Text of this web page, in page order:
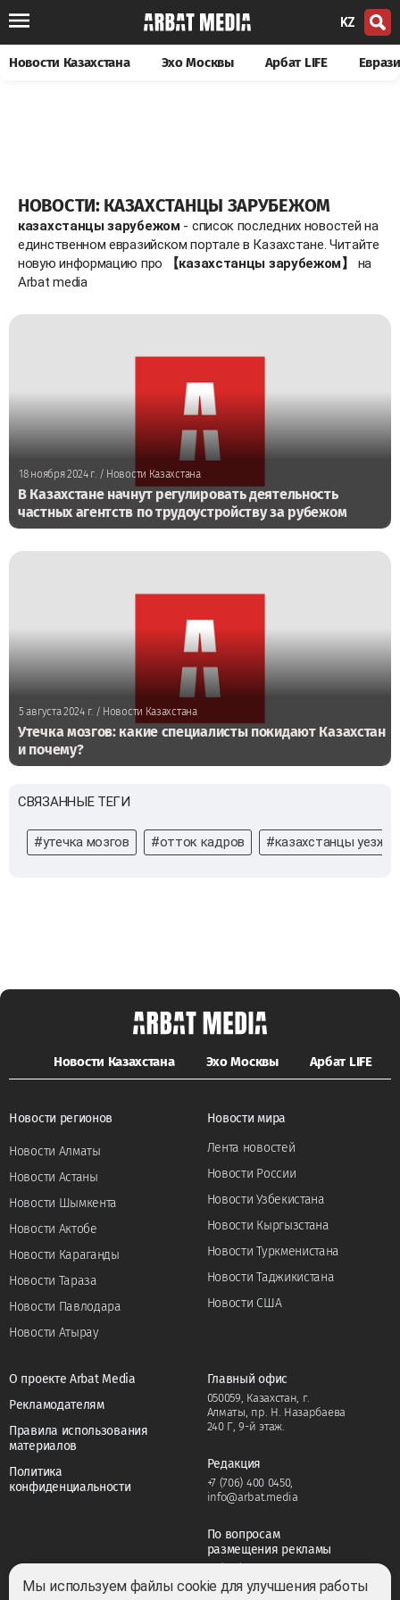
KZ
Новости Казахстана Эхо Москвы Арбат LIFE
НОВОСТИ: КАЗАХСТАНЦЫ ЗАРУБЕЖОМ
казахстанцы зарубежом- список последних новостей на
единственном евразийском портале в Казахстане. Читайте
новую информацию про
【казахстанцы зарубежом】
на
Arbat media
18 ноября 2024 г./ Новости Казахстана
В Казахстане начнут регулировать деятельность
частных агентств по трудоустройству за рубежом
5 августа 2024 г./ Новости Казахстана
Утечка мозгов: какие специалисты покидают Казахстан
и почему?
СВЯЗАННЫЕ ТЕГИ
#утечка мозгов #отток кадров #казахстанцы
Новости Казахстана Эхо Москвы Арбат LIFE
Новости регионов
Новости Алматы
Новости Астаны
Новости Шымкента
Новости Актобе
Новости Караганды
Новости Тараза
Новости Павлодара
Новости Атырау
Новости мира
Лента новостей
Новости России
Новости Узбекистана
Новости Кыргызстана
Новости Туркменистана
Новости Таджикистана
Новости США
О проекте Arbat Media
Рекламодателям
Правила использования
материалов
Политика
конфиденциальности
Главный офис
050059, Казахстан, г.
Алматы, пр. Н. Назарбаева
240 Г, 9-й этаж.
Редакция
+7 (706) 400 0450,
info@arbat.media
По вопросам
размещения рекламы
adv@arbat.media
Мы используем файлы cookie для улучшения работы